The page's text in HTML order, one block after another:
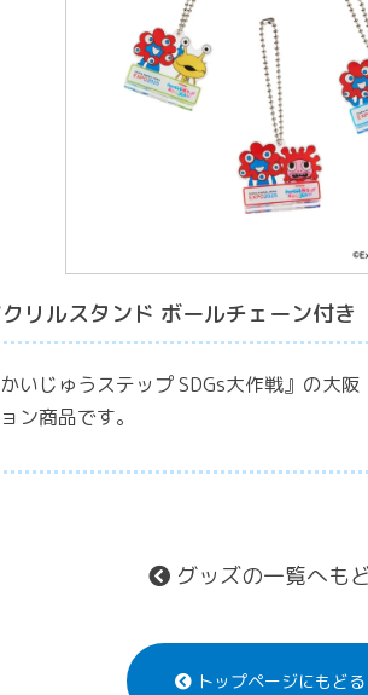
リルスタンド ボールチェーン付き
いじゅうステップ SDGs大作戦』の大
ン商品です。
グッズの一覧へも
トップページにもどる